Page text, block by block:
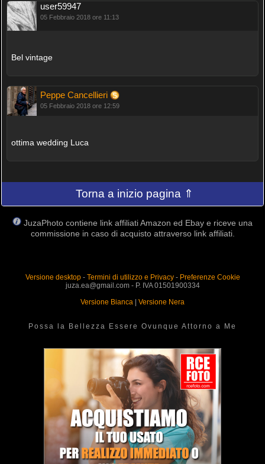
user59947
05 Febbraio 2018 ore 11:13
Bel vintage
Peppe Cancellieri
05 Febbraio 2018 ore 12:59
ottima wedding Luca
Torna a inizio pagina ⇑
JuzaPhoto contiene link affiliati Amazon ed Ebay e riceve una
commissione in caso di acquisto attraverso link affiliati.
Versione desktop- Termini di utilizzo e Privacy- Preferenze Cookie
juza.ea@gmail.com - P. IVA 01501900334
Versione Bianca
Versione Nera
Possa la Bellezza Essere Ovunque Attorno a Me